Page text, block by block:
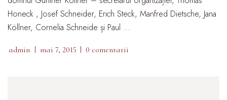
Honeck , Josef Schneider, Erich Steck, Manfred Dietsche, Jana
Köllner, Cornelia Schneide și Paul …
admin mai 7, 2015 0 comentarii